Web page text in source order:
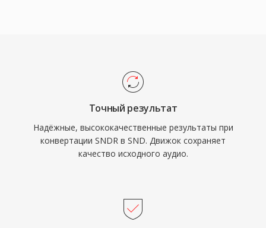
Точный результат
Надёжные, высококачественные результаты при
конвертации SNDR в SND. Движок сохраняет
качество исходного аудио.